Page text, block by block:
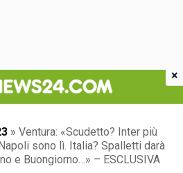
» Ventura: «Scudetto? Inter più
sono lì. Italia? Spalletti darà
e Buongiorno…» – ESCLUSIVA
×